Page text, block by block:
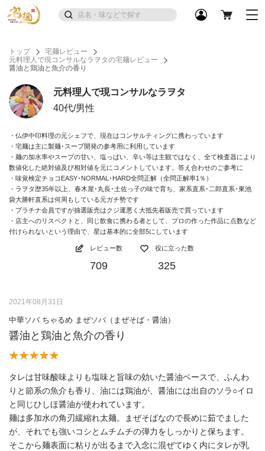
トップ
宅麺レビュー
元料理人で現コンサルなラヲタの宅麺レビュー
醤油と鶏油と魚介の香り
元料理人で現コンサルなラヲタ
40代/男性
・仏伊中印料理の元シェフで、現在はコンサルティングに携わっています
・宅麺は主に製麺･スープ開発の参考用に利用しています
・麺の加水率やスープの甘い、塩っぱい、辛い等は主観ではなく、全て検査器により
数値化した絶対値及び相対値を元にコメントしています。答え合わせのご参考に
・味覚検定チョコEASY･NORMAL･HARD全問正解（全問正解率1％）
・ラヲタ歴35年以上、春木屋･丸長･土佐っ子の味で育ち、家系直系･二郎直系･東池
袋大勝軒直系は何周もしている元ガチ勢です
・プラチナ会員ですが抽選販売はクジ運悪く大抵先着販売で買っています
・店主へのリスペクトと、同じ飲食に携わる者として、プロの作った作品に点数など
付けられないという理由で、星は基本的に全部5にしています
レビュー数
709
役に立った数
325
2021年08月31日
中華ソバ ちゃるめ まぜソバ（まぜそば・醤油）
醤油と鶏油と魚介の香り
タレは甘味酸味よりも塩味と旨味の効いた醤油ベースで、ふんわ
りと節系の魚介も香り、油には鶏油が、醤油には出自のソラ○イロ
と同じひしほ醤油が使われています。
麺は多加水の角刃緩縮れ太麺。まぜそばなので長めに茹でました
が、それでも強いコシとムチムチの弾力をしっかりと保ちます。
そこから麺表面に粘りが出るまで入念に混ぜてゆく内にタレが乳